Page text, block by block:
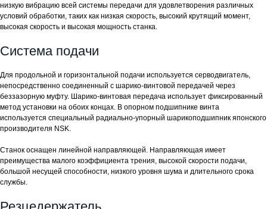
низкую вибрацию всей системы передачи для удовлетворения различных
условий обработки, таких как низкая скорость, высокий крутящий момент,
высокая скорость и высокая мощность станка.
Система подачи
Для продольной и горизонтальной подачи используется серводвигатель,
непосредственно соединенный с шарико-винтовой передачей через
беззазорную муфту. Шарико-винтовая передача использует фиксированный
метод установки на обоих концах. В опорном подшипнике винта
используется специальный радиально-упорный шарикоподшипник японского
производителя NSK.
Станок оснащен линейной направляющей. Направляющая имеет
преимущества малого коэффициента трения, высокой скорости подачи,
большой несущей способности, низкого уровня шума и длительного срока
службы.